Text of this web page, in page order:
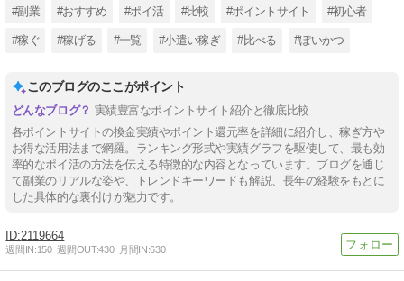
#副業 #おすすめ #ポイ活 #比較 #ポイントサイト #初心者
#稼ぐ #稼げる #一覧 #小遣い稼ぎ #比べる #ぽいかつ
このブログのここがポイント
実績豊富なポイントサイト紹介と徹底比較
各ポイントサイトの換金実績やポイント還元率を詳細に紹介し、稼ぎ方や
お得な活用法まで網羅。ランキング形式や実績グラフを駆使して、最も効
率的なポイ活の方法を伝える特徴的な内容となっています。ブログを通じ
て副業のリアルな姿や、トレンドキーワードも解説、長年の経験をもとに
した具体的な裏付けが魅力です。
2119664
週間IN:150 週間OUT:430 月間IN:630